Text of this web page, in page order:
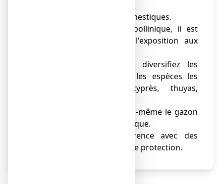
● Evitez les animaux domestiques.
● Pendant la saison pollinique, il est
possible de diminuer l'exposition aux
● Dans votre jardin, diversifiez les
plantations en évitant les espèces les
plus allergisantes (cyprès, thuyas,
● Evitez de tondre vous-même le gazon
pendant la saison pollinique.
● Jardinez de préférence avec des
lunettes et un masque de protection.